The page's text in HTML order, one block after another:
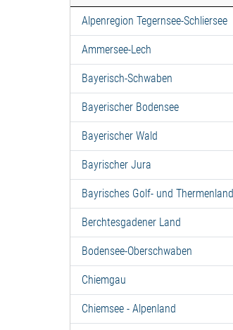
Alpenregion Tegernsee-Schliersee
Ammersee-Lech
Bayerisch-Schwaben
Bayerischer Bodensee
Bayerischer Wald
Bayrischer Jura
Bayrisches Golf- und Thermenland
Berchtesgadener Land
Bodensee-Oberschwaben
Chiemgau
Chiemsee - Alpenland